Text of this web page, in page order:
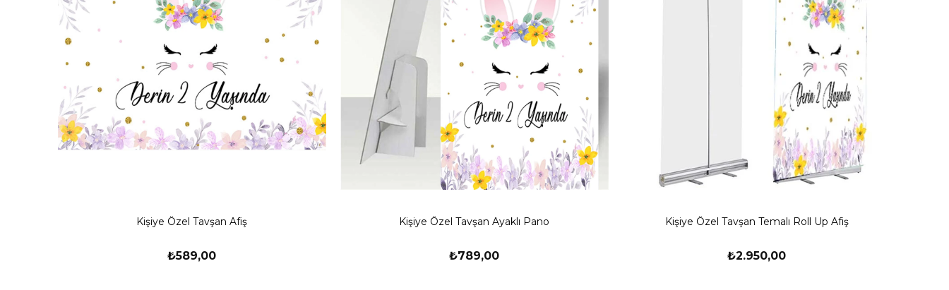
Kişiye Özel Tavşan Afiş
₺589,00
Kişiye Özel Tavşan Ayaklı Pano
₺789,00
Kişiye Özel Tavşan Temalı Roll Up Afiş
₺2.950,00